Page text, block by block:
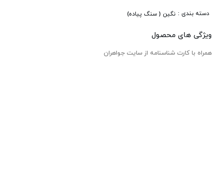
دسته بندی : نگین ( سنگ پیاده)
ویژگی های محصول
همراه با کارت شناسنامه از سایت جواهران